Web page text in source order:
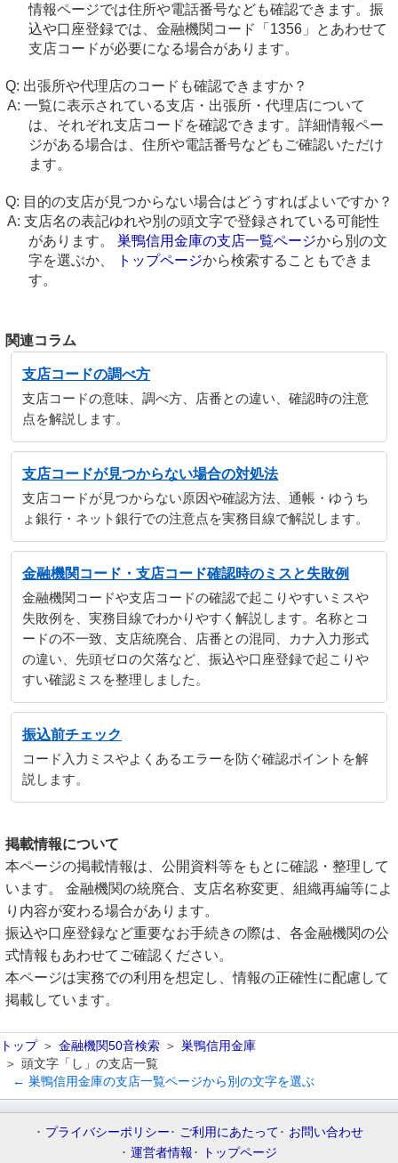
情報ページでは住所や電話番号なども確認できます。振
込や口座登録では、金融機関コード「1356」とあわせて
支店コードが必要になる場合があります。
出張所や代理店のコードも確認できますか？
一覧に表示されている支店・出張所・代理店について
は、それぞれ支店コードを確認できます。詳細情報ペー
ジがある場合は、住所や電話番号などもご確認いただけ
ます。
目的の支店が見つからない場合はどうすればよいですか？
支店名の表記ゆれや別の頭文字で登録されている可能性
があります。 巣鴨信用金庫の支店一覧ページから別の文
字を選ぶか、
トップページから検索することもできま
す。
関連コラム
支店コードの調べ方
支店コードの意味、調べ方、店番との違い、確認時の注意
点を解説します。
支店コードが見つからない場合の対処法
支店コードが見つからない原因や確認方法、通帳・ゆうち
ょ銀行・ネット銀行での注意点を実務目線で解説します。
金融機関コード・支店コード確認時のミスと失敗例
金融機関コードや支店コードの確認で起こりやすいミスや
失敗例を、実務目線でわかりやすく解説します。名称とコ
ードの不一致、支店統廃合、店番との混同、カナ入力形式
の違い、先頭ゼロの欠落など、振込や口座登録で起こりや
すい確認ミスを整理しました。
振込前チェック
コード入力ミスやよくあるエラーを防ぐ確認ポイントを解
説します。
掲載情報について
本ページの掲載情報は、公開資料等をもとに確認・整理して
います。 金融機関の統廃合、支店名称変更、組織再編等によ
り内容が変わる場合があります。
振込や口座登録など重要なお手続きの際は、各金融機関の公
式情報もあわせてご確認ください。
本ページは実務での利用を想定し、情報の正確性に配慮して
掲載しています。
トップ 金融機関50音検索
巣鴨信用金庫
頭文字「し」の支店一覧
← 巣鴨信用金庫の支店一覧ページから別の文字を選ぶ
プライバシーポリシー ご利用にあたって
お問い合わせ
運営者情報
トップページ